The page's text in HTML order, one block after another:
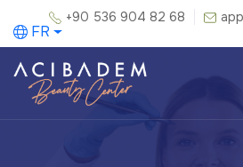
+90 536 904 82 68
FR